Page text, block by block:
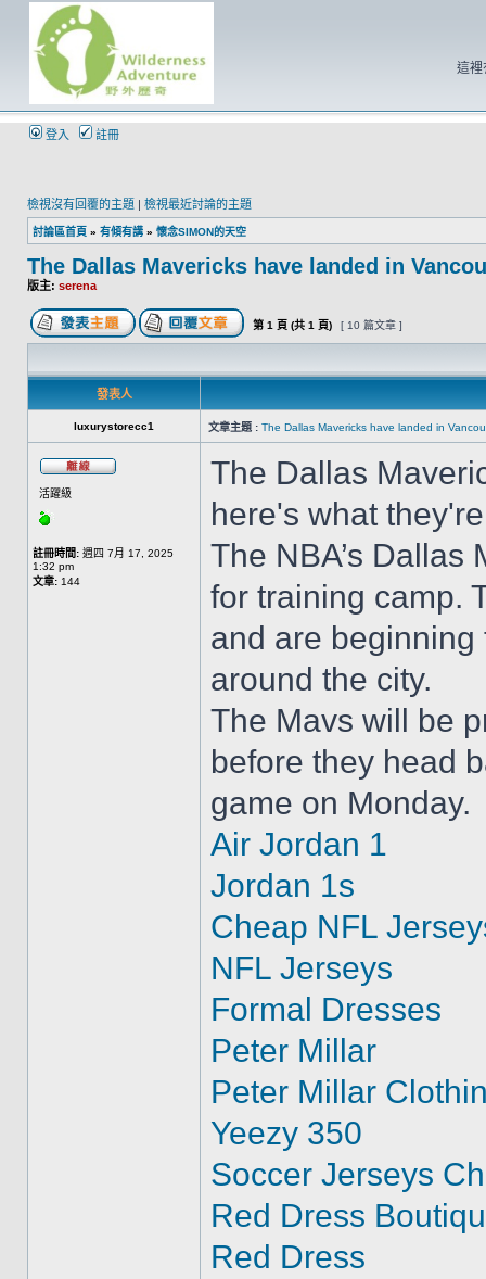
這裡
登入 註冊
檢視沒有回覆的主題 | 檢視最近討論的主題
討論區首頁 » 有傾有講 » 懷念SIMON的天空
The Dallas Mavericks have landed in
版主: serena
第 1 頁 (共 1 頁) [ 10 篇文章 ]
發表人
luxurystorecc1 文章主題 : The Dallas Mavericks have landed in
活躍級
註冊時間: 週四 7月 17, 2025
1:32 pm
文章: 144
The Dallas
here's what
The NBA’s Dallas
for training camp.
and are
around the city.
The Mavs will be
before they head
game on Monday.
Air Jordan 1
Jordan 1s
Cheap NFL
NFL Jerseys
Formal Dresses
Peter Millar
Peter Millar
Yeezy 350
Soccer Jerseys
Red Dress
Red Dress